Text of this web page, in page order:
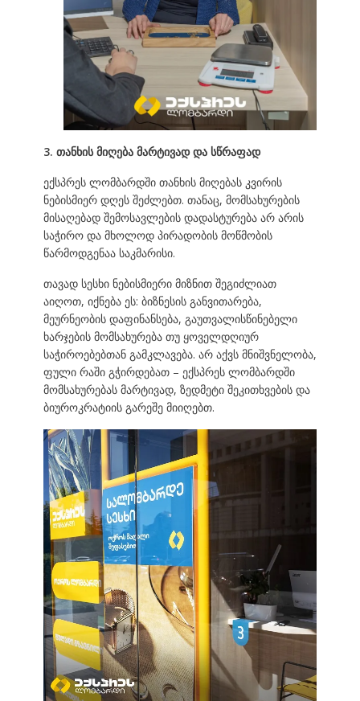
3. თანხის მიღება მარტივად და სწრაფად
ექსპრეს ლომბარდში თანხის მიღებას კვირის
ნებისმიერ დღეს შეძლებთ. თანაც, მომსახურების
მისაღებად შემოსავლების დადასტურება არ არის
საჭირო და მხოლოდ პირადობის მოწმობის
წარმოდგენაა საკმარისი.
თავად სესხი ნებისმიერი მიზნით შეგიძლიათ
აიღოთ, იქნება ეს: ბიზნესის განვითარება,
მეურნეობის დაფინანსება, გაუთვალისწინებელი
ხარჯების მომსახურება თუ ყოველდღიურ
საჭიროებებთან გამკლავება. არ აქვს მნიშვნელობა,
ფული რაში გჭირდებათ – ექსპრეს ლომბარდში
მომსახურებას მარტივად, ზედმეტი შეკითხვების და
ბიუროკრატიის გარეშე მიიღებთ.